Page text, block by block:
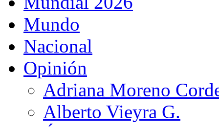
Mundo
Nacional
Opinión
Adriana Moreno
Alberto Vieyra G.